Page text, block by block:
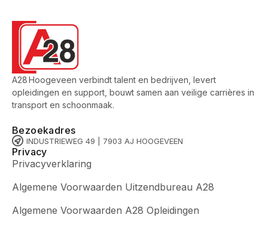
A28 Hoogeveen verbindt talent en bedrijven, levert
opleidingen en support, bouwt samen aan veilige carrières in
transport en schoonmaak.
Bezoekadres
INDUSTRIEWEG 49 | 7903 AJ HOOGEVEEN
Privacy
Privacyverklaring
Algemene Voorwaarden Uitzendbureau A28
Algemene Voorwaarden A28 Opleidingen